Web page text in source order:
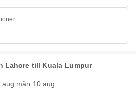
Lahore till Kuala Lumpur
mån 10 aug.